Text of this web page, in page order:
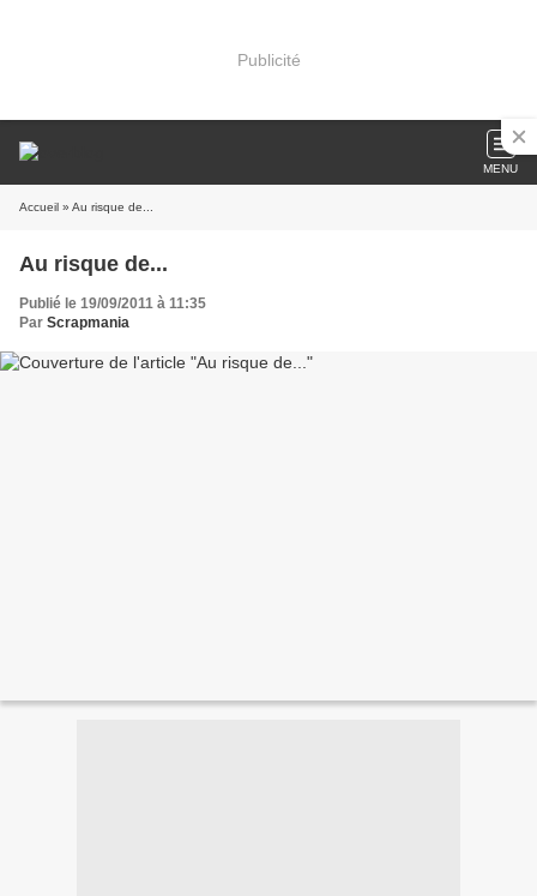
Publicité
MENU
Accueil » Au risque de...
Au risque de...
Publié le 19/09/2011 à 11:35
Par Scrapmania